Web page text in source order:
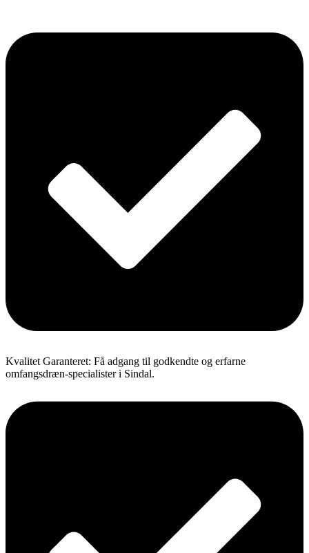
Kvalitet Garanteret: Få adgang til godkendte og erfarne
omfangsdræn-specialister i Sindal.